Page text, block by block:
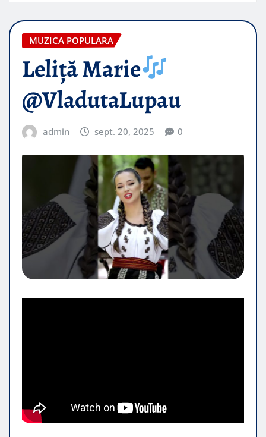
MUZICA POPULARA
Leliță Marie
@VladutaLupau
admin sept. 20, 2025 0